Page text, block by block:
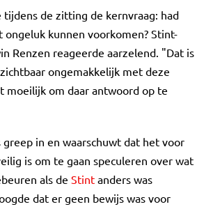
tijdens de zitting de kernvraag: had
ongeluk kunnen voorkomen? Stint-
Renzen reageerde aarzelend. "Dat is
ongemakkelijk met deze
moeilijk om daar antwoord op te
greep in en waarschuwt dat het voor
is om te gaan speculeren over wat
als de Stint anders was
dat er geen bewijs was voor